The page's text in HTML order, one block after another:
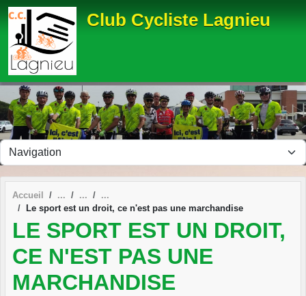
Club Cycliste Lagnieu
Accueil
Le sport est un droit, ce n'est pas une marchandise
LE SPORT EST UN DROIT,
CE N'EST PAS UNE
MARCHANDISE
Panneau de gestion des cookies